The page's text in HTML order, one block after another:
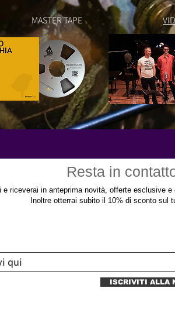
MASTER TAPE
Resta in
e riceverai in anteprima novità, offerte esclusive e
Inoltre otterrai subito il 10% di sconto sul
ISCRIVITI ALLA